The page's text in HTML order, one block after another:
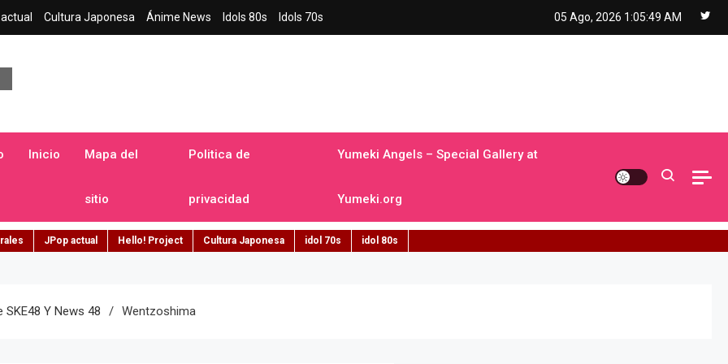
Cultura Japonesa Ánime News Idols 80s Idols 70s 05 Ago, 2026 1:05:50 AM
Inicio Mapa del
sitio
Politica de
privacidad
Yumeki Angels – Special Gallery at
Yumeki.org
JPop actual Hello! Project Cultura Japonesa idol 70s idol 80s
SKE48 Y News 48 Wentzoshima